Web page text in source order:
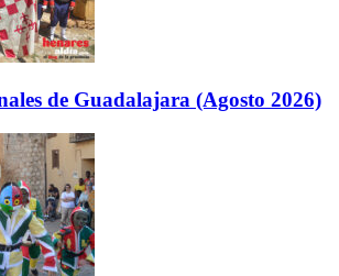
de Guadalajara (Agosto 2026)